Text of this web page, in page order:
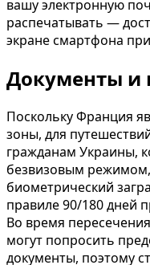
вашу электронную
распечатывать —
экране смартфона
Документы и
Поскольку Франция
зоны, для
гражданам Украины,
безвизовым
биометрический
правиле 90/180 дней
Во время
могут попросить
документы, поэтому